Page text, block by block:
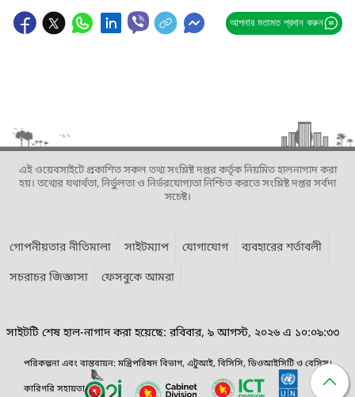
আপনার মতামত প্রদান করুন
এই ওয়েবসাইটে প্রকাশিত সকল তথ্য সংশ্লিষ্ট দপ্তর কর্তৃক নিয়মিত হালনাগাদ করা
হয়। তথ্যের যথার্থতা, নির্ভুলতা ও নির্ভরযোগ্যতা নিশ্চিত করতে সংশ্লিষ্ট দপ্তর সর্বদা
সচেষ্ট।
গোপনীয়তার নীতিমালা সাইটম্যাপ যোগাযোগ
ব্যবহারের শর্তাবলী
সচরাচর জিজ্ঞাসা
ফেসবুকে আমরা
সাইটটি শেষ হাল-নাগাদ করা হয়েছে: রবিবার, ৯ আগস্ট, ২০২৬ এ ১০:০৯:৩৩
পরিকল্পনা এবং বাস্তবায়ন: মন্ত্রিপরিষদ বিভাগ, এটুআই, বিসিসি, ডিওআইসিটি ও বেসিস।
কারিগরি সহায়তা